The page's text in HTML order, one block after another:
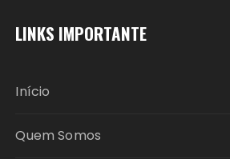
LINKS IMPORTANTE
Início
Quem Somos